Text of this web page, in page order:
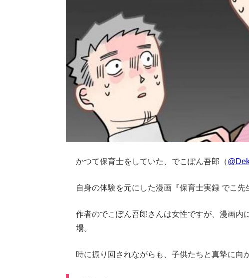
かつて保育士をしていた、でこぽん吾郎（
自身の体験を元にした漫画『保育士実録 でこ先
作者のでこぽん吾郎さんは女性ですが、漫画内
場。
時に振り回されながらも、子供たちと真摯に向